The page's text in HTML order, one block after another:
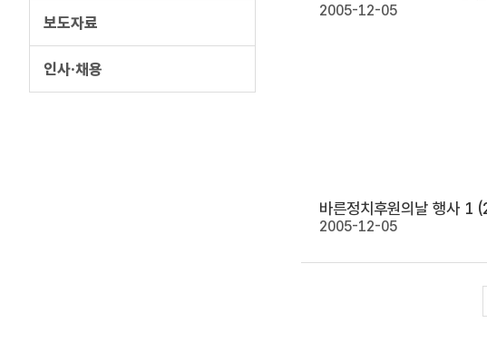
보도자료
인사·채용
2005-12-05
2005-12-05